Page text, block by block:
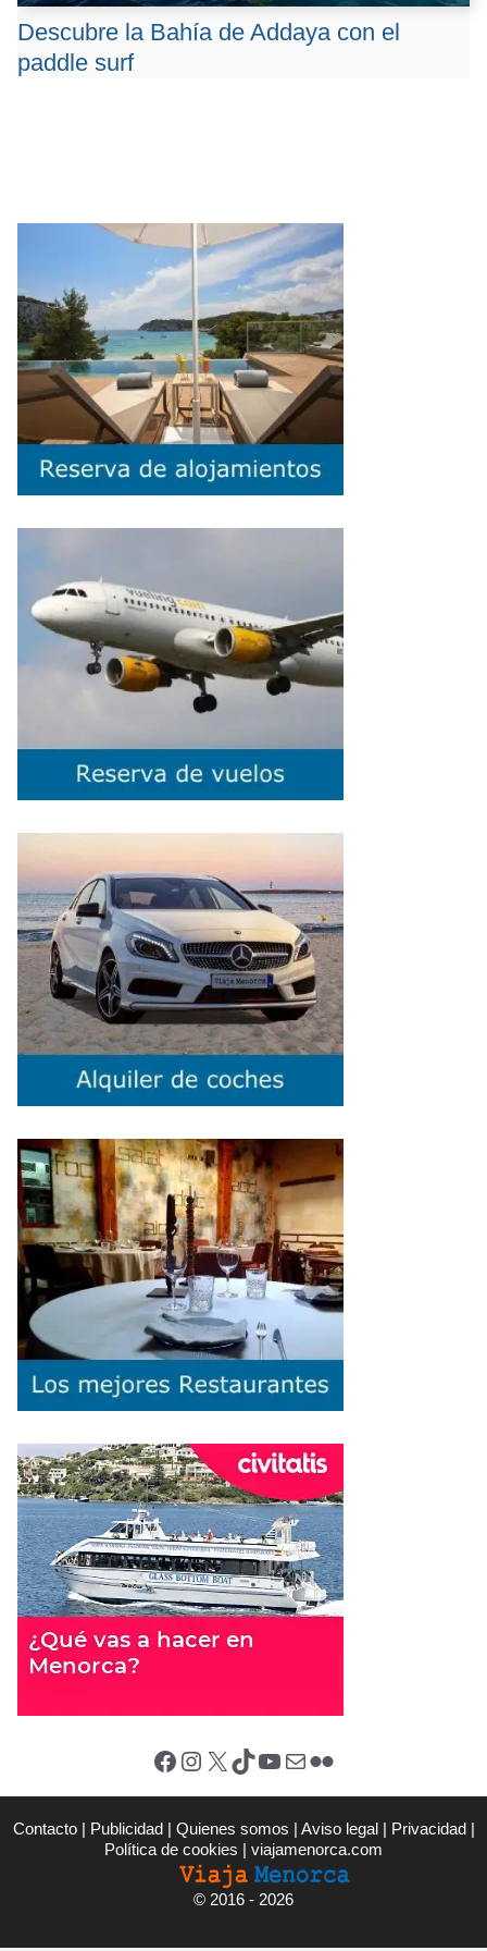
Descubre la Bahía de Addaya con el
paddle surf
Facebook Instagram X (Twitter) TikTok YouTube Correo electrónico Flickr
Contacto | Publicidad | Quienes somos | Aviso legal | Privacidad |
Política de cookies | viajamenorca.com
© 2016 - 2026